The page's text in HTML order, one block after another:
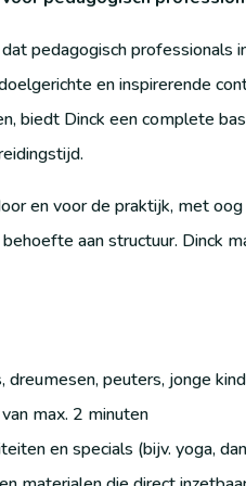
pedagogisch professionals
en inspirerende
biedt Dinck een complete
en voor de praktijk, met
aan structuur. Dinck
dreumesen, peuters, jonge
max. 2 minuten
en specials (bijv. yoga,